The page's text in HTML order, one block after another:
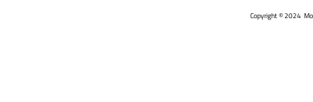
Copyright © 2024